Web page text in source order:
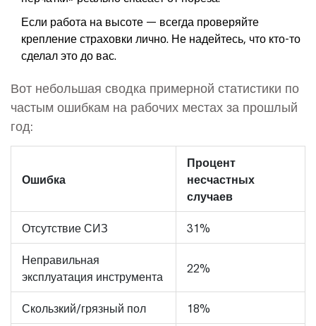
Если работа на высоте — всегда проверяйте
крепление страховки лично. Не надейтесь, что кто-то
сделал это до вас.
Вот небольшая сводка примерной статистики по
частым ошибкам на рабочих местах за прошлый
год:
Ошибка
Процент
несчастных
случаев
Отсутствие СИЗ 31%
Неправильная
эксплуатация инструмента
22%
Скользкий/грязный пол 18%